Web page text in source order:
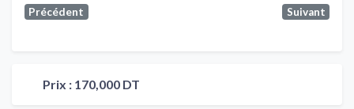
Précédent Suivant
Prix : 170,000 DT